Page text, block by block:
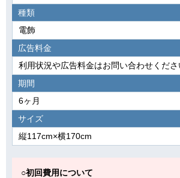
種類
電飾
広告料金
利用状況や広告料金はお問い合わせくださ
期間
6ヶ月
サイズ
縦117cm×横170cm
○初回費用について